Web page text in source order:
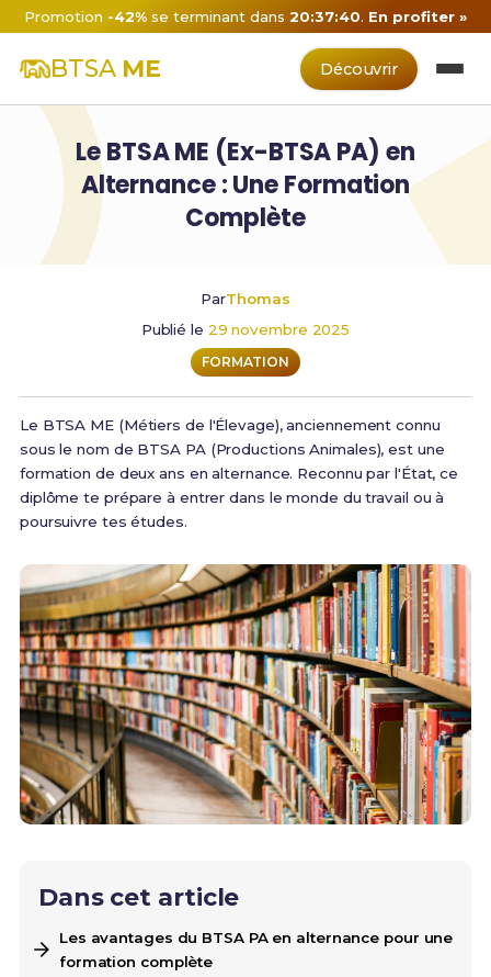
Promotion -42% se terminant dans 20:37:40. En profiter »
BTSA ME Découvrir
Le BTSA ME (Ex-BTSA PA) en
Alternance : Une Formation
Complète
ParThomas
Publié le 29 novembre 2025
FORMATION
Le BTSA ME (Métiers de l'Élevage), anciennement connu
sous le nom de BTSA PA (Productions Animales), est une
formation de deux ans en alternance. Reconnu par l'État, ce
diplôme te prépare à entrer dans le monde du travail ou à
poursuivre tes études.
Dans cet article
Les avantages du BTSA PA en alternance pour une
formation complète